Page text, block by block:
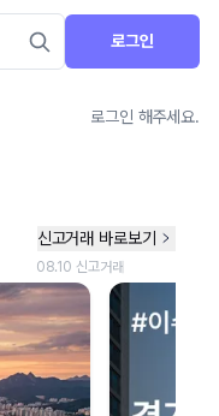
로그인
로그인 해주세요.